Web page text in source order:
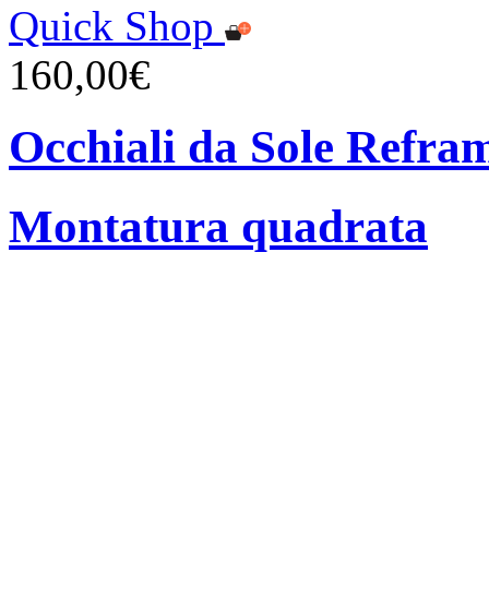
Quick Shop
160,00€
Occhiali da Sole
Montatura quadrata